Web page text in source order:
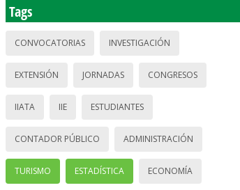
Tags
CONVOCATORIAS INVESTIGACIÓN
EXTENSIÓN JORNADAS CONGRESOS
IIATA IIE ESTUDIANTES
CONTADOR PÚBLICO ADMINISTRACIÓN
TURISMO ESTADÍSTICA ECONOMÍA